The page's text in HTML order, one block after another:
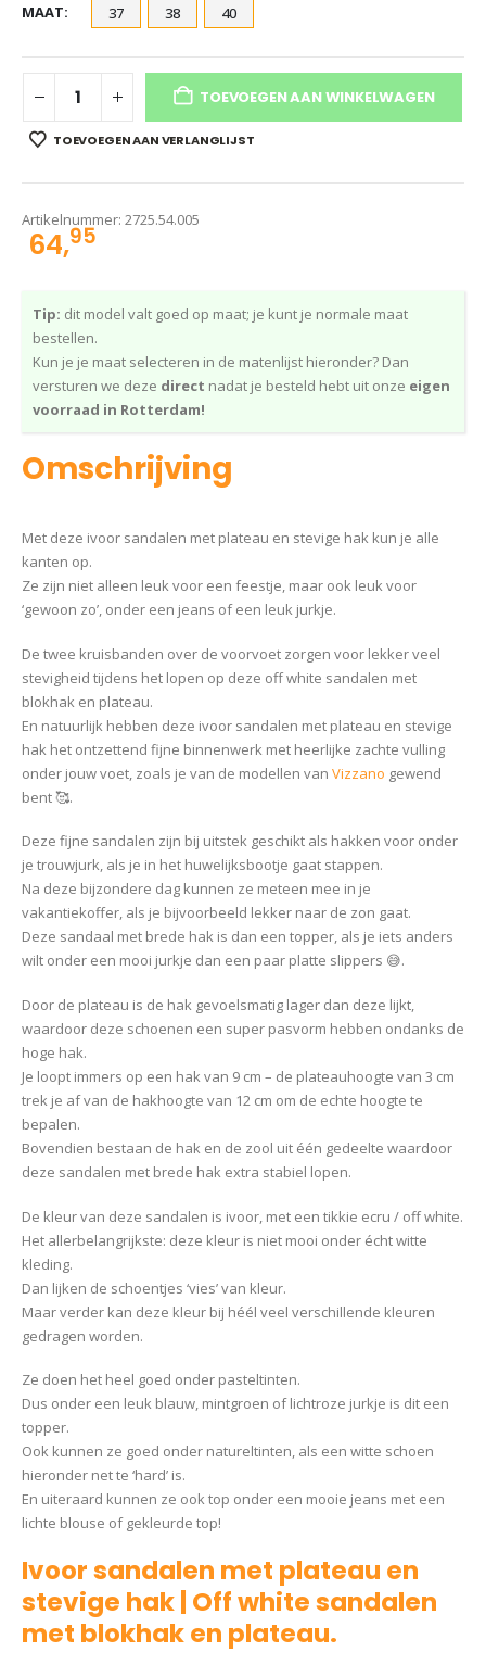
MAAT 37 38 40
TOEVOEGEN AAN WINKELWAGEN
TOEVOEGEN AAN VERLANGLIJST
Artikelnummer: 2725.54.005
64,95
Tip: dit model valt goed op maat; je kunt je normale maat
bestellen.
Kun je je maat selecteren in de matenlijst hieronder? Dan
versturen we deze direct nadat je besteld hebt uit onze eigen
voorraad in Rotterdam!
Omschrijving
Met deze ivoor sandalen met plateau en stevige hak kun je alle
kanten op.
Ze zijn niet alleen leuk voor een feestje, maar ook leuk voor
‘gewoon zo’, onder een jeans of een leuk jurkje.
De twee kruisbanden over de voorvoet zorgen voor lekker veel
stevigheid tijdens het lopen op deze off white sandalen met
blokhak en plateau.
En natuurlijk hebben deze ivoor sandalen met plateau en stevige
hak het ontzettend fijne binnenwerk met heerlijke zachte vulling
onder jouw voet, zoals je van de modellen van Vizzano gewend
bent 🥰.
Deze fijne sandalen zijn bij uitstek geschikt als hakken voor onder
je trouwjurk, als je in het huwelijksbootje gaat stappen.
Na deze bijzondere dag kunnen ze meteen mee in je
vakantiekoffer, als je bijvoorbeeld lekker naar de zon gaat.
Deze sandaal met brede hak is dan een topper, als je iets anders
wilt onder een mooi jurkje dan een paar platte slippers 😅.
Door de plateau is de hak gevoelsmatig lager dan deze lijkt,
waardoor deze schoenen een super pasvorm hebben ondanks de
hoge hak.
Je loopt immers op een hak van 9 cm – de plateauhoogte van 3 cm
trek je af van de hakhoogte van 12 cm om de echte hoogte te
bepalen.
Bovendien bestaan de hak en de zool uit één gedeelte waardoor
deze sandalen met brede hak extra stabiel lopen.
De kleur van deze sandalen is ivoor, met een tikkie ecru / off white.
Het allerbelangrijkste: deze kleur is niet mooi onder écht witte
kleding.
Dan lijken de schoentjes ‘vies’ van kleur.
Maar verder kan deze kleur bij héél veel verschillende kleuren
gedragen worden.
Ze doen het heel goed onder pasteltinten.
Dus onder een leuk blauw, mintgroen of lichtroze jurkje is dit een
topper.
Ook kunnen ze goed onder natureltinten, als een witte schoen
hieronder net te ‘hard’ is.
En uiteraard kunnen ze ook top onder een mooie jeans met een
lichte blouse of gekleurde top!
Ivoor sandalen met plateau en
stevige hak | Off white sandalen
met blokhak en plateau.